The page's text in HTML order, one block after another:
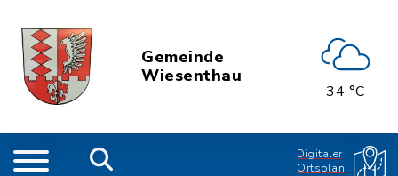
Gemeinde
Wiesenthau
34 °C
Digitaler
Ortsplan